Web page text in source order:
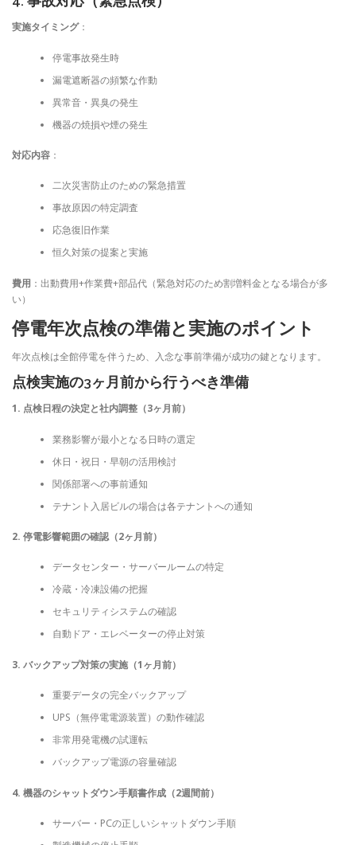
実施タイミング：
停電事故発生時
漏電遮断器の頻繁な作動
異常音・異臭の発生
機器の焼損や煙の発生
対応内容 ：
二次災害防止のための緊急措置
事故原因の特定調査
応急復旧作業
恒久対策の提案と実施
費用 ：出動費用+作業費+部品代（緊急対応のため割増料金となる場合が多
い）
停電年次点検の準備と実施のポイント
年次点検は全館停電を伴うため、入念な事前準備が成功の鍵となります。
点検実施の3ヶ月前から行うべき準備
1. 点検日程の決定と社内調整（3ヶ月前）
業務影響が最小となる日時の選定
休日・祝日・早朝の活用検討
関係部署への事前通知
テナント入居ビルの場合は各テナントへの通知
2. 停電影響範囲の確認（2ヶ月前）
データセンター・サーバールームの特定
冷蔵・冷凍設備の把握
セキュリティシステムの確認
自動ドア・エレベーターの停止対策
3. バックアップ対策の実施（1ヶ月前）
重要データの完全バックアップ
UPS（無停電電源装置）の動作確認
非常用発電機の試運転
バックアップ電源の容量確認
4. 機器のシャットダウン手順書作成（2週間前）
サーバー・PCの正しいシャットダウン手順